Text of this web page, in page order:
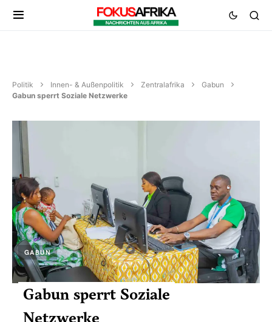
Politik Innen- & Außenpolitik Zentralafrika
Gabun
Gabun sperrt Soziale Netzwerke
GABUN
Gabun sperrt Soziale